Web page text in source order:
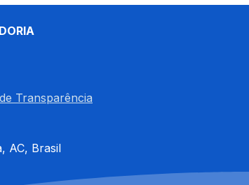
Transparência
AC, Brasil